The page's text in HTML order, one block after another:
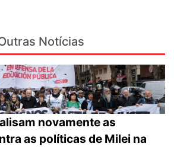
Notícias
novamente as
as políticas de Milei na